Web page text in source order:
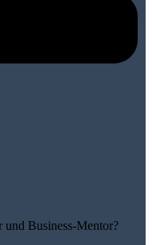
Business-Mentor?